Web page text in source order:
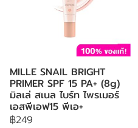
MILLE SNAIL BRIGHT
PRIMER SPF 15 PA+ (8g)
มิลเล่ สเนล ไบร์ท ไพรเมอร์
เอสพีเอฟ15 พีเอ+
฿249